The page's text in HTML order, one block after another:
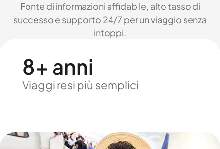
Fonte di informazioni affidabile, alto tasso di
successo e supporto 24/7 per un viaggio senza
intoppi.
8+ anni
Viaggi resi più semplici